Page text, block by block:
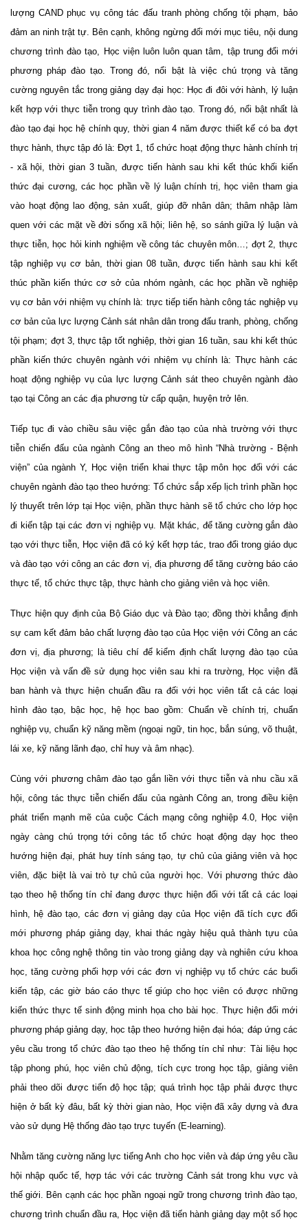
lượng CAND phục vụ công tác đấu tranh phòng chống tội phạm, bảo
đảm an ninh trật tự. Bên cạnh, không ngừng đổi mới mục tiêu, nội dung
chương trình đào tạo, Học viện luôn luôn quan tâm, tập trung đổi mới
phương pháp đào tạo. Trong đó, nổi bật là việc chú trọng và tăng
cường nguyên tắc trong giảng dạy đại học: Học đi đôi với hành, lý luận
kết hợp với thực tiễn trong quy trình đào tạo. Trong đó, nổi bật nhất là
đào tạo đại học hệ chính quy, thời gian 4 năm được thiết kế có ba đợt
thực hành, thực tập đó là: Đợt 1, tổ chức hoạt động thực hành chính trị
- xã hội, thời gian 3 tuần,được tiến hànhsaukhi kết thúc khối kiến
thức đại cương, các học phần về lý luận chính trị, họcviên tham gia
vào hoạt động lao động, sản xuất, giúp đỡ nhân dân; thâm nhập làm
quen với các mặt về đời sống xã hội; liên hệ, so sánh giữa lý luận và
thực tiễn, học hỏi kinh nghiệm về công tác chuyên môn… ; đợt 2, thực
tập nghiệp vụ cơ bản, thời gian 08 tuần,được tiến hành sau khi kết
thúc phần kiến thức cơ sở của nhóm ngành, các học phần về nghiệp
vụ cơ bản với nhiệm vụ chính là: trực tiếp tiến hành công tác nghiệp vụ
cơ bản của lực lượng Cảnh sát nhân dân trong đấu tranh, phòng, chống
tội phạm; đợt 3, thực tập tốt nghiệp, thời gian 16 tuần, sau khi kết thúc
phần kiến thức chuyên ngànhvới nhiệm vụ chính là: Thực hành các
hoạt động nghiệp vụ của lực lượng Cảnh sát theo chuyên ngành đào
tạo tại Công an các địa phương từ cấp quận, huyện trở lên
Tiếp tục đi vào chiều sâu việc gắn đào tạo của nhà trường với thực
tiễn chiến đấu của ngành Công an theo mô hình “Nhà trường - Bệnh
viện” của ngành Y, Học viện triển khai thực tập môn học đối với các
chuyên ngành đào tạo theo hướng: Tổ chức sắp xếp lịch trình phần học
lý thuyết trên lớp tại Học viện, phần thực hành sẽ tổ chức cho lớp học
đi kiến tập tại các đơn vị nghiệp vụ. Mặt khác, để tăng cường gắn đào
tạo với thực tiễn, Học viện đã có ký kết hợp tác, trao đổi trong giáo dục
và đào tạo với công an các đơn vị, địa phương để tăng cường báo cáo
thực tế, tổ chức thực tập, thực hành cho giảng viên và học viên.
Thực hiện quy định của Bộ Giáo dục và Đào tạo; đồng thời khẳng định
sự cam kết đảm bảo chất lượng đào tạo của Học viện với Công an các
đơn vị, địa phương; là tiêu chí để kiểm định chất lượng đào tạo của
Học viện và vấn đề sử dụng học viên sau khi ra trường, Học viện đã
ban hành và thực hiện chuẩn đầu ra đối với học viên tất cả các loại
hình đào tạo, bậc học, hệ học bao gồm: Chuẩn về chính trị, chuẩn
nghiệp vụ, chuẩn kỹ năng mềm (ngoại ngữ, tin học, bắn súng, võ thuật,
lái xe, kỹ năng lãnh đạo, chỉ huy và âm nhạc).
Cùng với phương châm đào tạo gắn liền với thực tiễn và nhu cầu xã
hội, công tác thực tiễn chiến đấu của ngành Công an, trong điều kiện
phát triển mạnh mẽ của cuộc Cách mạng công nghiệp 4.0, Học viện
ngày càng chú trọng tới công tác tổ chức hoạt động dạy học theo
hướng hiện đại, phát huy tính sáng tạo, tự chủ của giảng viên và học
viên, đặc biệt là vai trò tự chủ của người học. Với phương thức đào
tạo theo hệ thống tín chỉ đang được thực hiện đối với tất cả các loại
hình, hệ đào tạo, các đơn vị giảng dạy của Học viện đã tích cực đổi
mới phương pháp giảng dạy, khai thác ngày hiệu quả thành tựu của
khoa học công nghệ thông tin vào trong giảng dạy và nghiên cứu khoa
học, tăng cường phối hợp với các đơn vị nghiệp vụ tổ chức các buổi
kiến tập, các giờ báo cáo thực tế giúp cho học viên có được những
kiến thức thực tế sinh động minh họa cho bài học. Thực hiện đổi mới
phương pháp giảng dạy, học tập theo hướng hiện đại hóa; đáp ứng các
yêu cầu trong tổ chức đào tạo theo hệ thống tín chỉ như: Tài liệu học
tập phong phú, học viên chủ động, tích cực trong học tập, giảng viên
phải theo dõi được tiến độ học tập; quá trình học tập phải được thực
hiện ở bất kỳ đâu, bất kỳ thời gian nào, Học viện đã xây dựng và đưa
vào sử dụng Hệ thống đào tạo trực tuyến (E-learning).
Nhằm tăng cường năng lực tiếng Anh cho học viên và đáp ứng yêu cầu
hội nhập quốc tế, hợp tác với các trường Cảnh sát trong khu vực và
thế giới. Bên cạnh các học phần ngoại ngữ trong chương trình đào tạo,
chương trình chuẩn đầu ra, Học viện đã tiến hành giảng dạy một số học